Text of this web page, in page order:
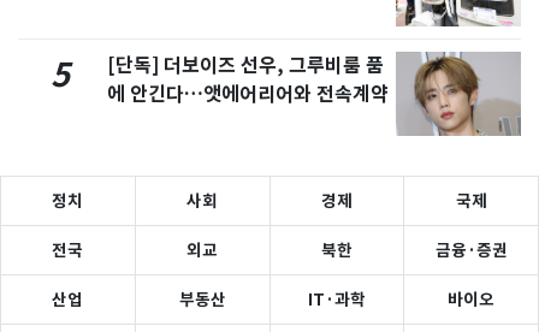
5
[단독] 더보이즈 선우, 그루비룸 품
에 안긴다…앳에어리어와 전속계약
정치 사회 경제 국제
전국 외교 북한 금융·증권
산업 부동산 IT·과학 바이오